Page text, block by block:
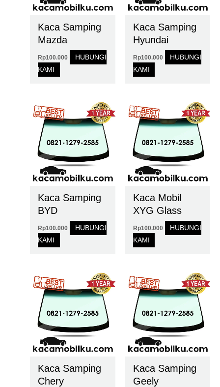
Kaca Samping
Mazda
Rp100.000
HUBUNGI
KAMI
Kaca Samping
Hyundai
Rp100.000
HUBUNGI
KAMI
Kaca Samping
BYD
Rp100.000
HUBUNGI
KAMI
Kaca Mobil
XYG Glass
Rp100.000
HUBUNGI
KAMI
Kaca Samping
Chery
Kaca Samping
Geely